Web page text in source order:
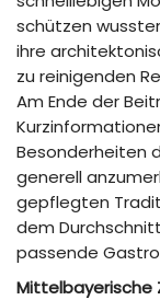
schützen
ihre
zu reinigenden
Am Ende der
Besonderheiten
generell
gepflegten
dem
passende
Mittelbayerische